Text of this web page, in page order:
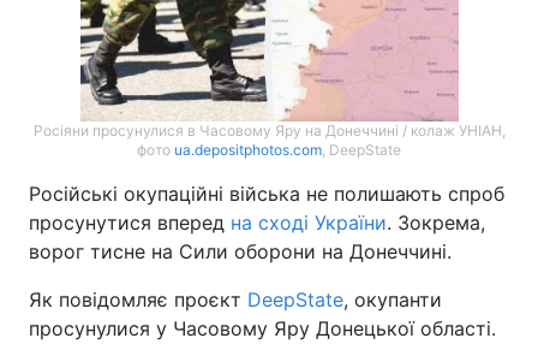
Спорт Наука
Техно і зв'язок Лайт
Зброя Інциденти
Цікавинки Погода
Лонгріди
Росіяни просунулися в Часовому Яру на Донеччині / колаж УНІАН,
фото ua.depositphotos.com, DeepState
Російські окупаційні війська не полишають спроб
просунутися вперед на сході України. Зокрема,
ворог тисне на Сили оборони на Донеччині.
Як повідомляє проєкт DeepState, окупанти
просунулися у Часовому Яру Донецької області.